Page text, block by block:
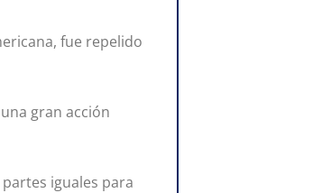
fue repelido
gran acción
iguales para